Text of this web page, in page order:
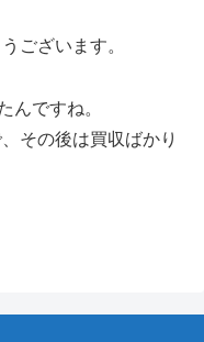
ございます。
んですね。
その後は買収ばかり